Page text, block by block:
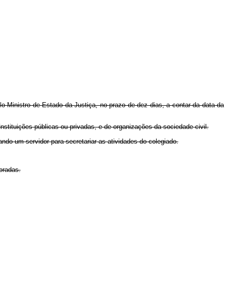
Ministro de Estado da Justiça, no prazo de dez dias, a contar da data da
públicas ou privadas, e de organizações da sociedade civil.
um servidor para secretariar as atividades do colegiado.